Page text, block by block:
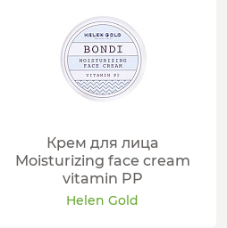
Крем для лица
Moisturizing face cream
vitamin PP
Helen Gold